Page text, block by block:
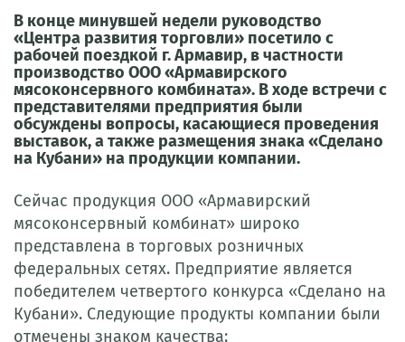
В конце минувшей недели руководство
«Центра развития торговли» посетило с
рабочей поездкой г. Армавир, в частности
производство ООО «Армавирского
мясоконсервного комбината». В ходе встречи с
представителями предприятия были
обсуждены вопросы, касающиеся проведения
выставок, а также размещения знака «Сделано
на Кубани» на продукции компании.
Сейчас продукция ООО «Армавирский
мясоконсервный комбинат» широко
представлена в торговых розничных
федеральных сетях. Предприятие является
победителем четвертого конкурса «Сделано на
Кубани». Следующие продукты компании были
отмечены знаком качества: